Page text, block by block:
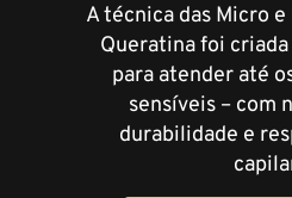
A técnica das Micro e
Queratina foi
para atender até
sensíveis – com
durabilidade e